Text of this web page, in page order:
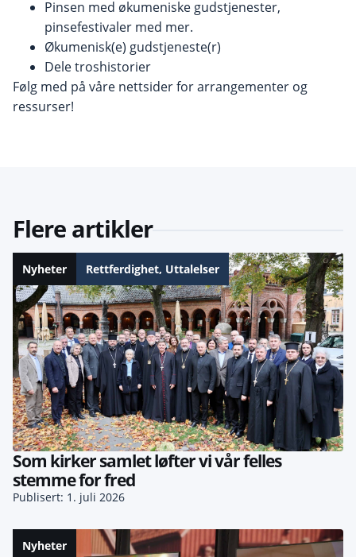
Pinsen med økumeniske gudstjenester,
pinsefestivaler med mer.
Økumenisk(e) gudstjeneste(r)
Dele troshistorier
Følg med på våre nettsider for arrangementer og
ressurser!
Flere artikler
Nyheter Rettferdighet, Uttalelser
Som kirker samlet løfter vi vår felles
stemme for fred
Publisert: 1. juli 2026
Nyheter